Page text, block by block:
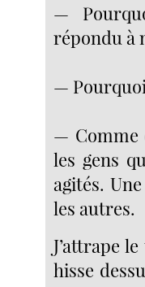
—
répondu à
—
— Comme
les gens
agités.
les autres.
J’attrape
hisse